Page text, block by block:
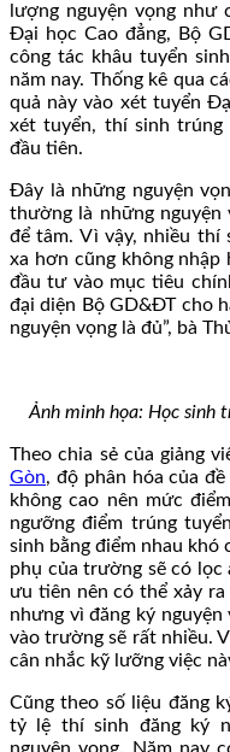
lượng nguyện vọng
Đại học Cao đẳng, Bộ
công tác khâu tuyển
năm nay. Thống kê qua
quả này vào xét tuyển
xét tuyển, thí sinh trúng
đầu tiên.
Đây là những nguyện
thường là những
để tâm. Vì vậy, nhiều thí
xa hơn cũng không nhập
đầu tư vào mục tiêu
đại diện Bộ GD&ĐT cho
nguyện vọng là đủ”, bà
Ảnh minh họa: Học sinh
Theo chia sẻ của giảng
Gòn, độ phân hóa của
không cao nên mức
ngưỡng điểm trúng
sinh bằng điểm nhau khó
phụ của trường sẽ có
ưu tiên nên có thể xảy
nhưng vì đăng ký
vào trường sẽ rất nhiều.
cân nhắc kỹ lưỡng việc
Cũng theo số liệu đăng
tỷ lệ thí sinh đăng ký